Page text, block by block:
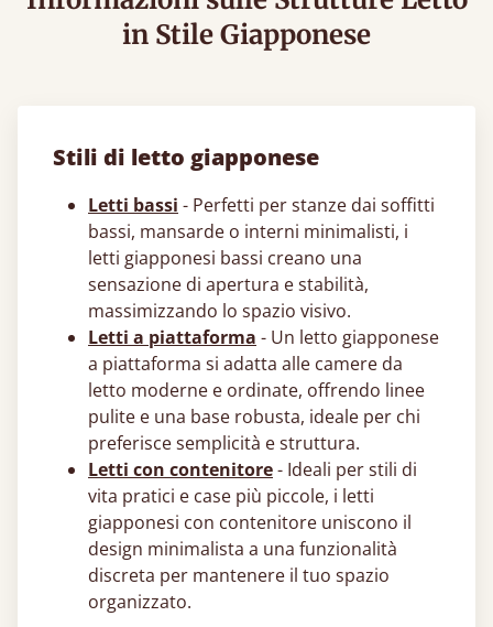
in Stile Giapponese
Stili di letto giapponese
Letti bassi - Perfetti per stanze dai soffitti
bassi, mansarde o interni minimalisti, i
letti giapponesi​ bassi creano una
sensazione di apertura e stabilità,
massimizzando lo spazio visivo.
Letti a piattaforma - Un letto giapponese​
a piattaforma si adatta alle camere da
letto moderne e ordinate, offrendo linee
pulite e una base robusta, ideale per chi
preferisce semplicità e struttura.
Letti con contenitore- Ideali per stili di
vita pratici e case più piccole, i letti
giapponesi​ con contenitore uniscono il
design minimalista a una funzionalità
discreta per mantenere il tuo spazio
organizzato.